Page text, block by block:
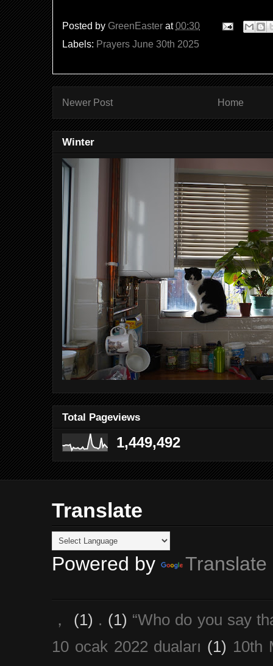
Posted by GreenEaster at00:30
Labels: Prayers June 30th 2025
Newer Post Home
Winter
Total Pageviews
1,449,492
Translate
Powered by Translate
， (1) . (1) “Who do you say
10 ocak 2022 duaları (1) 10th